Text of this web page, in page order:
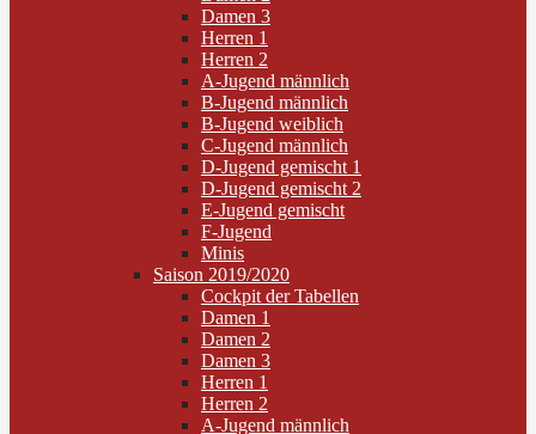
Damen 3
Herren 1
Herren 2
A-Jugend männlich
B-Jugend männlich
B-Jugend weiblich
C-Jugend männlich
D-Jugend gemischt 1
D-Jugend gemischt 2
E-Jugend gemischt
F-Jugend
Minis
Saison 2019/2020
Cockpit der Tabellen
Damen 1
Damen 2
Damen 3
Herren 1
Herren 2
A-Jugend männlich